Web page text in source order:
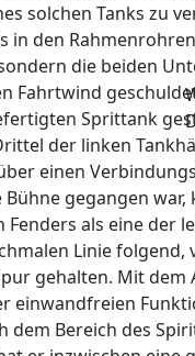
solchen Tanks zu
in den
die beiden
Fahrtwind
Sprittank
der linken
einen
gegangen
als eine der
Linie
gehalten. Mit
einwandfreien
dem Bereich des